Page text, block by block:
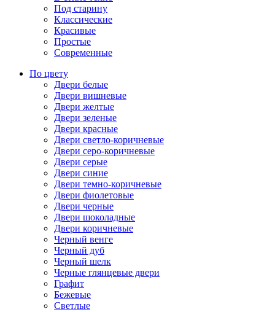
Под старину
Классические
Красивые
Простые
Современные
По цвету
Двери белые
Двери вишневые
Двери желтые
Двери зеленые
Двери красные
Двери светло-коричневые
Двери серо-коричневые
Двери серые
Двери синие
Двери темно-коричневые
Двери фиолетовые
Двери черные
Двери шоколадные
Двери коричневые
Черный венге
Черный дуб
Черный шелк
Черные глянцевые двери
Графит
Бежевые
Светлые